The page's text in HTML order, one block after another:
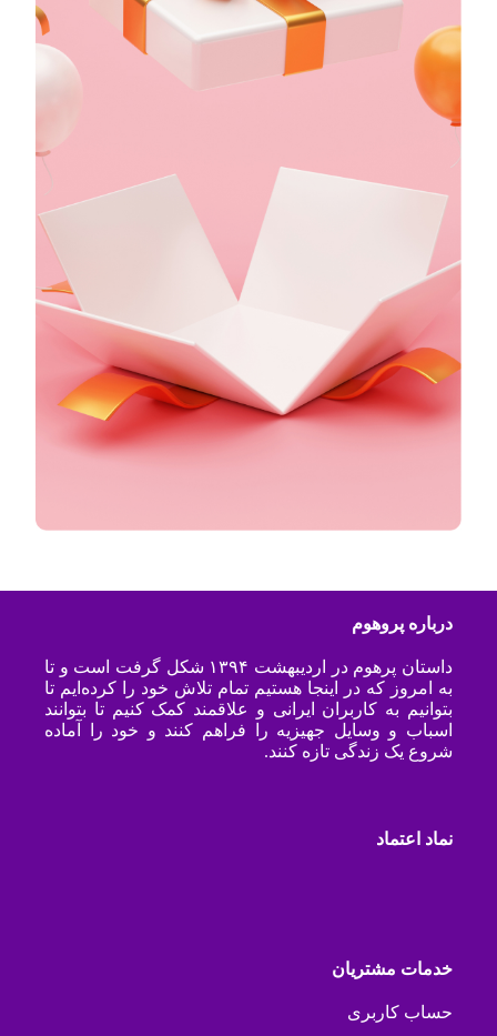
درباره پروهوم
داستان پرهوم در اردیبهشت ۱۳۹۴ شکل گرفت است و تا
به امروز که در اینجا هستیم تمام تلاش خود را کرده‌ایم تا
بتوانیم به کاربران ایرانی و علاقمند کمک کنیم تا بتوانند
اسباب و وسایل جهیزیه را فراهم کنند و خود را آماده
شروع یک زندگی تازه کنند.
نماد اعتماد
خدمات مشتریان
حساب کاربری